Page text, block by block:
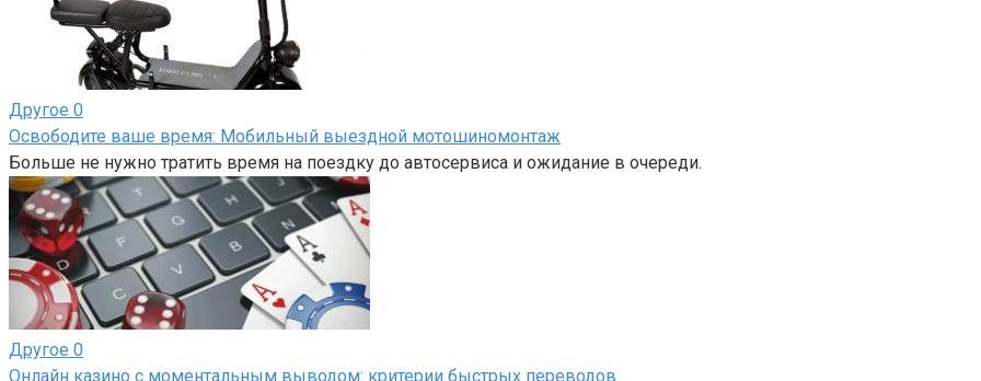
Другое 0
Освободите ваше время: Мобильный выездной мотошиномонтаж
Больше не нужно тратить время на поездку до автосервиса и ожидание в очереди.
Другое 0
Онлайн казино с моментальным выводом: критерии быстрых переводов